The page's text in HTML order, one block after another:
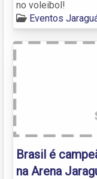
no voleibol!
Eventos
Brasil é
na Arena